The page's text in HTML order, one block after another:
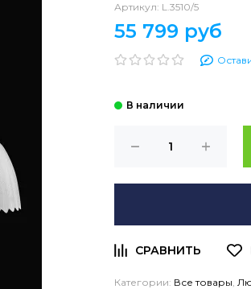
Артикул: L.3510/5
55 799 руб
Категории: Все товары